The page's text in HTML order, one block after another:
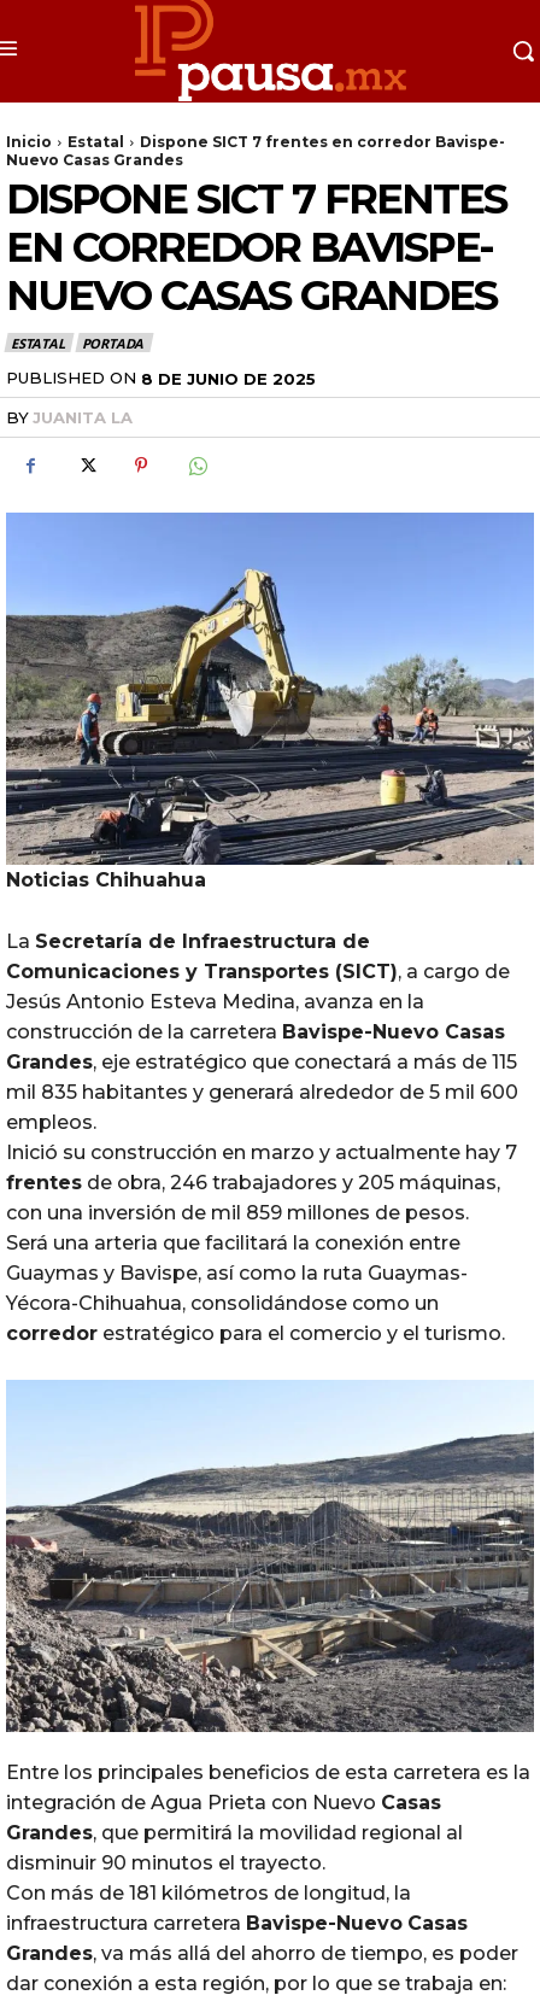
Inicio Estatal
Dispone SICT 7 frentes en corredor Bavispe-
Nuevo Casas Grandes
DISPONE SICT 7 FRENTES
EN CORREDOR BAVISPE-
NUEVO CASAS GRANDES
ESTATAL PORTADA
PUBLISHED ON 8 DE JUNIO DE 2025
BYJUANITA LA
Noticias Chihuahua
La Secretaría de Infraestructura de
Comunicaciones y Transportes (SICT), a cargo de
Jesús Antonio Esteva Medina, avanza en la
construcción de la carretera Bavispe-Nuevo Casas
Grandes, eje estratégico que conectará a más de 115
mil 835 habitantes y generará alrededor de 5 mil 600
empleos.
Inició su construcción en marzo y actualmente hay 7
frentes de obra, 246 trabajadores y 205 máquinas,
con una inversión de mil 859 millones de pesos.
Será una arteria que facilitará la conexión entre
Guaymas y Bavispe, así como la ruta Guaymas-
Yécora-Chihuahua, consolidándose como un
corredor estratégico para el comercio y el turismo.
Entre los principales beneficios de esta carretera es la
integración de Agua Prieta con Nuevo Casas
Grandes, que permitirá la movilidad regional al
disminuir 90 minutos el trayecto.
Con más de 181 kilómetros de longitud, la
infraestructura carretera Bavispe-Nuevo Casas
Grandes, va más allá del ahorro de tiempo, es poder
dar conexión a esta región, por lo que se trabaja en: